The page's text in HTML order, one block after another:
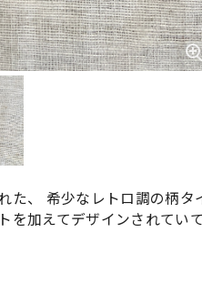
た、 希少なレトロ調の柄タ
を加えてデザインされてい